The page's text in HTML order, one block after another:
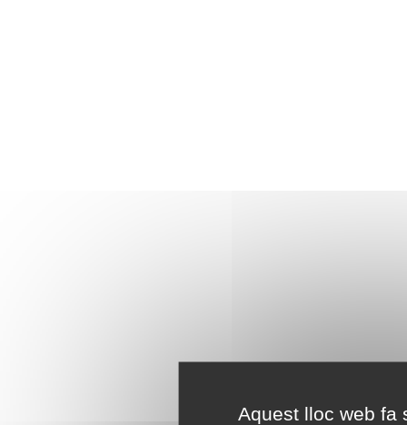
Aquest lloc web fa